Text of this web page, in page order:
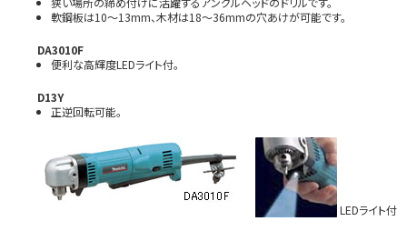
軟鋼板は10～13mm、木材は18～36mmの穴あけが可能です。
DA3010F
便利な高輝度LEDライト付。
D13Y
正逆回転可能。
LEDライト付